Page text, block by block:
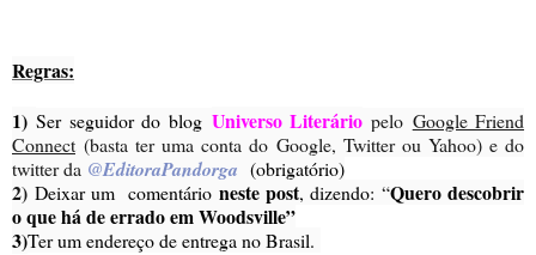
Regras:
1)Ser seguidor do blog Universo Literário pelo Google Friend
Connect (basta ter uma conta do Google, Twitter ou Yahoo) e do
twitter da @EditoraPandorga (obrigatório)
2) Deixar um comentário neste post, dizendo: “Quero descobrir
o que há de errado em Woodsville”
3)Ter um endereço de entrega no Brasil.